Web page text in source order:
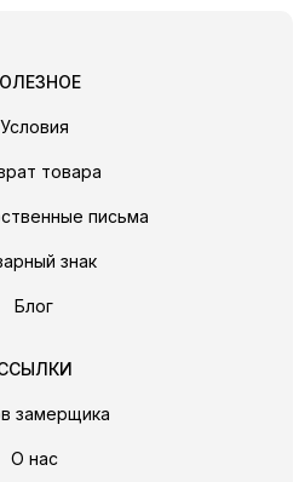
Условия
товара
письма
знак
Блог
замерщика
О нас